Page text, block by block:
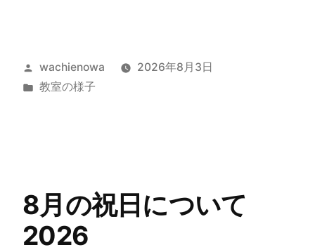
wachienowa
2026年8月3日
教室の様子
8月の祝日について
2026